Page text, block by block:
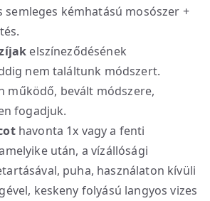
semleges kémhatású mosószer +
elszíneződésének
nem találtunk módszert.
működő, bevált módszere,
fogadjuk.
havonta 1x vagy a fenti
után, a vízállósági
puha, használaton kívüli
keskeny folyású langyos vizes